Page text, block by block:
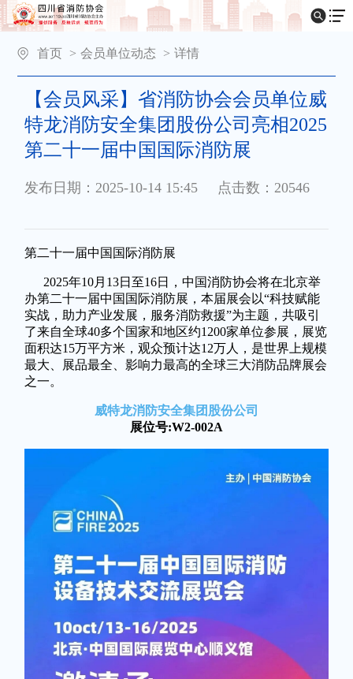
首页 > 会员单位动态 > 详情
【会员风采】省消防协会会员单位威
特龙消防安全集团股份公司亮相2025
第二十一届中国国际消防展
发布日期：2025-10-14 15:45 点击数：20546
第二十一届中国国际消防展
2025年10月13日至16日，中国消防协会将在北京举
办第二十一届中国国际消防展，本届展会以“科技赋能
实战，助力产业发展，服务消防救援”为主题，共吸引
了来自全球40多个国家和地区约1200家单位参展，展览
面积达15万平方米，观众预计达12万人，是世界上规模
最大、展品最全、影响力最高的全球三大消防品牌展会
之一。
威特龙消防安全集团股份公司
展位号:W2-002A